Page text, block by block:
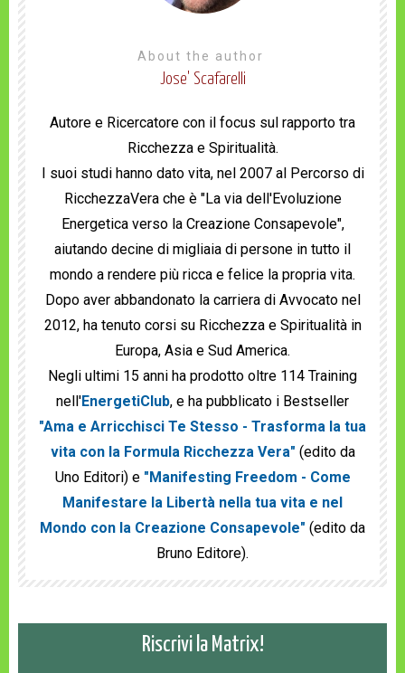
About the author
Jose' Scafarelli
Autore e Ricercatore con il focus sul rapporto tra
Ricchezza e Spiritualità.
I suoi studi hanno dato vita, nel 2007 al Percorso di
RicchezzaVera che è "La via dell'Evoluzione
Energetica verso la Creazione Consapevole",
aiutando decine di migliaia di persone in tutto il
mondo a rendere più ricca e felice la propria vita.
Dopo aver abbandonato la carriera di Avvocato nel
2012, ha tenuto corsi su Ricchezza e Spiritualità in
Europa, Asia e Sud America.
Negli ultimi 15 anni ha prodotto oltre 114 Training
nell'EnergetiClub, e ha pubblicato i Bestseller
"Ama e Arricchisci Te Stesso - Trasforma la tua
vita con la Formula Ricchezza Vera" (edito da
Uno Editori) e "Manifesting Freedom - Come
Manifestare la Libertà nella tua vita e nel
Mondo con la Creazione Consapevole" (edito da
Bruno Editore).
Riscrivi la Matrix!